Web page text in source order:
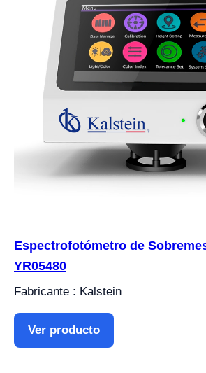
Espectrofotómetro de
YR05480
Fabricante : Kalstein
Ver producto